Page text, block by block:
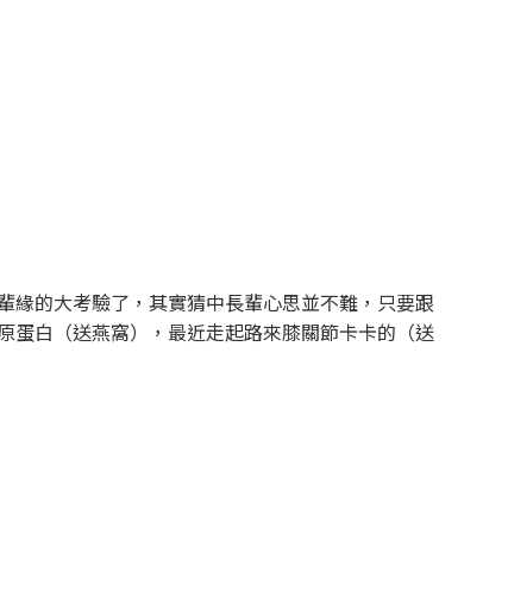
的大考驗了，其實猜中長輩心思並不難，只要跟
蛋白（送燕窩），最近走起路來膝關節卡卡的（送